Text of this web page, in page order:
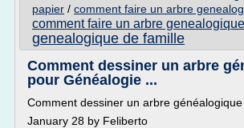
papier / comment faire un arbre
comment faire un arbre genealogique
genealogique de famille
Comment dessiner un arbre
pour Généalogie ...
Comment dessiner un arbre
January 28 by Feliberto